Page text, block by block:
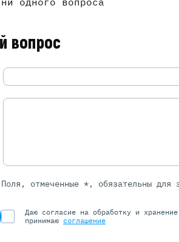
вопрос
Поля, отмеченные *, обязательны для
Даю согласие на обработку и
принимаю соглашение